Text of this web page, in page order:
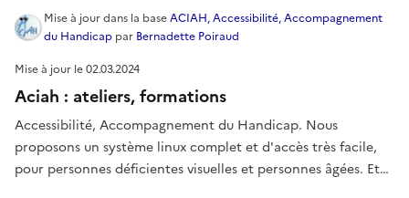
Mise à jour le02.03.2024
Aciah : ateliers, formations
Accessibilité, Accompagnement du Handicap. Nous
proposons un système linux complet et d'accès très facile,
pour personnes déficientes visuelles et personnes âgées. Et
Mise à jourdans la baseACIAH, Accessibilité, Accompagnement
du Handicap par Bernadette Poiraud